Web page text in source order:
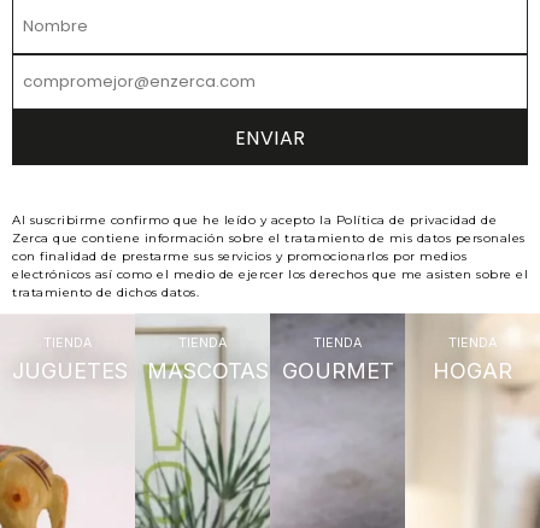
Al suscribirme confirmo que he leído y acepto la Política de privacidad de
Zerca que contiene información sobre el tratamiento de mis datos personales
con finalidad de prestarme sus servicios y promocionarlos por medios
electrónicos así como el medio de ejercer los derechos que me asisten sobre el
tratamiento de dichos datos.
TIENDA
JUGUETES
TIENDA
MASCOTAS
TIENDA
GOURMET
TIENDA
HOGAR